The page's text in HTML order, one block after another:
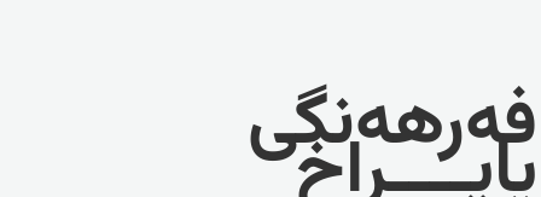
فەرهەنگی
یاپــــراخ